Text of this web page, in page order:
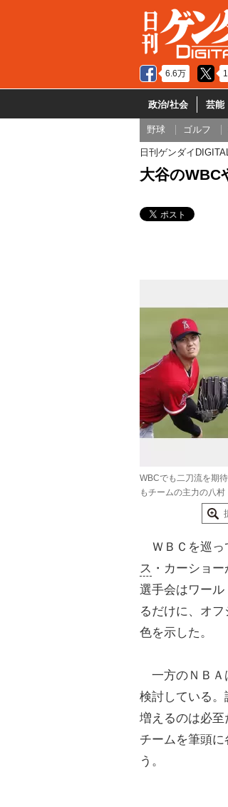
6.6万
政治/社会 芸能
野球 ゴルフ
日刊ゲンダイ
大谷のWBC
WBCでも二刀流を期
もチームの主力の八
ＷＢＣを巡っ
ス ・カーショ
選手会はワー
るだけに、オ
色を示した。
一方のＮＢＡ
検討している
増えるのは必
チームを筆頭
う。